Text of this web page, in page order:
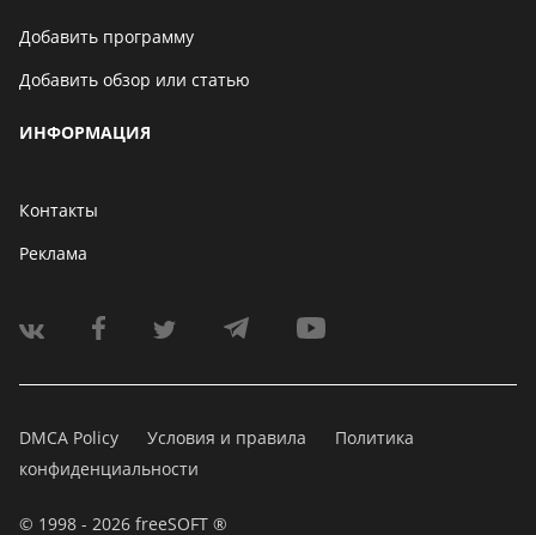
Добавить программу
Добавить обзор или статью
ИНФОРМАЦИЯ
Контакты
Реклама
DMCA Policy Условия и правила
Политика
конфиденциальности
© 1998 - 2026 freeSOFT ®